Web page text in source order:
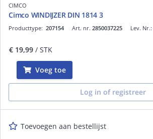
CIMCO
Cimco WINDIJZER DIN 1814 3
Art. nr. 2850037225
Producttype: 207154 Lev. Nr.:
€ 19,99 / STK
Voeg toe
Log in of registreer
Toevoegen aan bestellijst